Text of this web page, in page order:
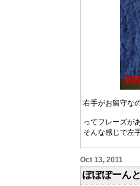
右手がお留守な
ってフレーズが
そんな感じで左
Oct 13, 2011
ぽぽぽーん